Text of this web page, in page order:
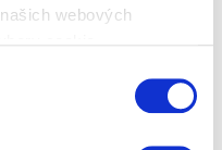
webových